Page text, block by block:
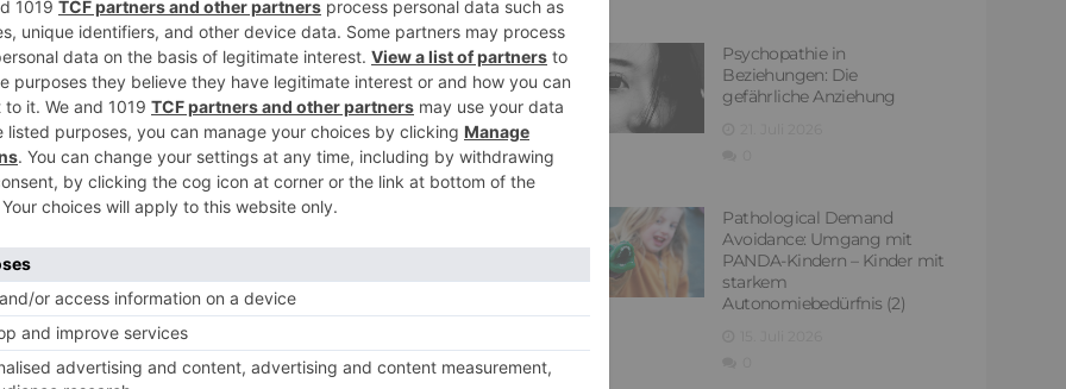
Psychopathie in
Beziehungen: Die
gefährliche Anziehung
Pathological Demand
Avoidance: Umgang mit
PANDA-Kindern – Kinder mit
starkem
Autonomiebedürfnis (2)